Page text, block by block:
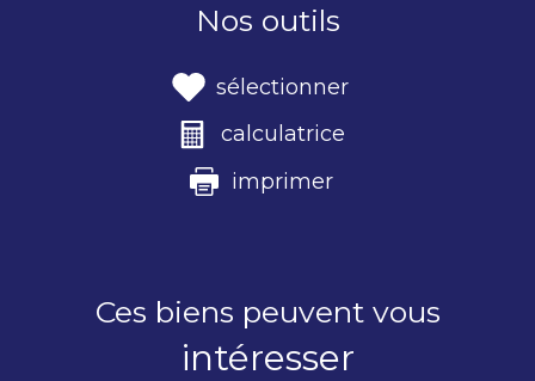
Nos outils
sélectionner
calculatrice
imprimer
Ces biens peuvent vous
intéresser